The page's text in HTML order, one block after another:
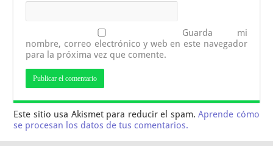
Guarda mi
nombre, correo electrónico y web en este navegador
para la próxima vez que comente.
Este sitio usa Akismet para reducir el spam.Aprende cómo
se procesan los datos de tus comentarios.